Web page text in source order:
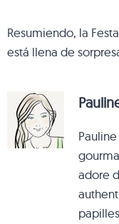
Resumiendo, la
está llena de
adore